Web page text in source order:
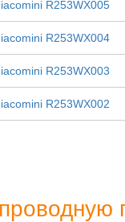
R253WX005
R253WX004
R253WX003
R253WX002